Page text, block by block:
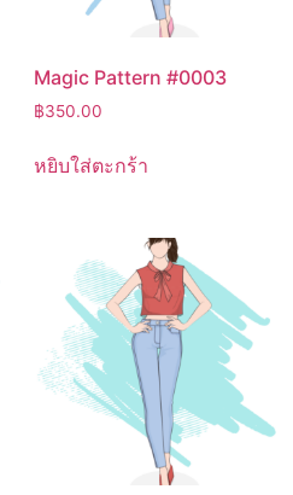
Magic Pattern #0003
฿350.00
หยิบใส่ตะกร้า